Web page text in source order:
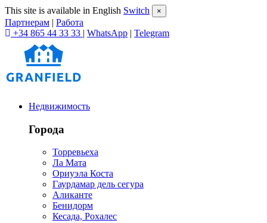
This site is available in English Switch ×
Партнерам | Работа
+34 865 44 33 33 | WhatsApp | Telegram
Недвижимость
Города
Торревьеха
Ла Мата
Ориуэла Коста
Гаурдамар дель сегура
Аликанте
Бенидорм
Кесада, Рохалес